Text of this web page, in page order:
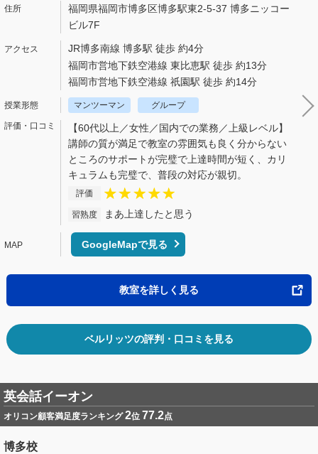
福岡県福岡市博多区博多駅東2-5-37 博多ニッコー
ビル7F
JR博多南線 博多駅 徒歩 約4分
福岡市営地下鉄空港線 東比恵駅 徒歩 約13分
福岡市営地下鉄空港線 祇園駅 徒歩 約14分
マンツーマン グループ
【60代以上／女性／国内での業務／上級レベル】
講師の質が満足で教室の雰囲気も良く分からない
ところのサポートが完璧で上達時間が短く、カリ
キュラムも完璧で、普段の対応が親切。
評価
習熟度 まあ上達したと思う
GoogleMapで見る
教室を詳しく見る
ベルリッツの評判・口コミを見る
英会話イーオン
オリコン顧客満足度ランキング2位 77.2点
博多校